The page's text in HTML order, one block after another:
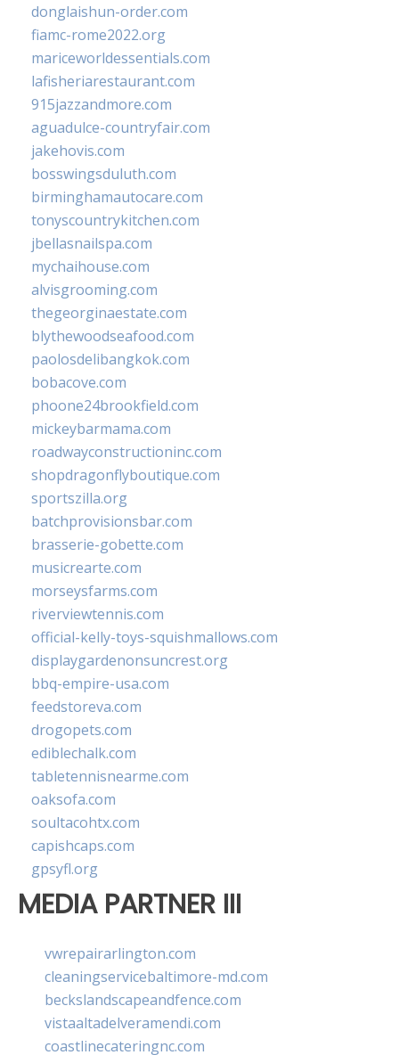
donglaishun-order.com
fiamc-rome2022.org
mariceworldessentials.com
lafisheriarestaurant.com
915jazzandmore.com
aguadulce-countryfair.com
jakehovis.com
bosswingsduluth.com
birminghamautocare.com
tonyscountrykitchen.com
jbellasnailspa.com
mychaihouse.com
alvisgrooming.com
thegeorginaestate.com
blythewoodseafood.com
paolosdelibangkok.com
bobacove.com
phoone24brookfield.com
mickeybarmama.com
roadwayconstructioninc.com
shopdragonflyboutique.com
sportszilla.org
batchprovisionsbar.com
brasserie-gobette.com
musicrearte.com
morseysfarms.com
riverviewtennis.com
official-kelly-toys-squishmallows.com
displaygardenonsuncrest.org
bbq-empire-usa.com
feedstoreva.com
drogopets.com
ediblechalk.com
tabletennisnearme.com
oaksofa.com
soultacohtx.com
capishcaps.com
gpsyfl.org
MEDIA PARTNER III
vwrepairarlington.com
cleaningservicebaltimore-md.com
beckslandscapeandfence.com
vistaaltadelveramendi.com
coastlinecateringnc.com